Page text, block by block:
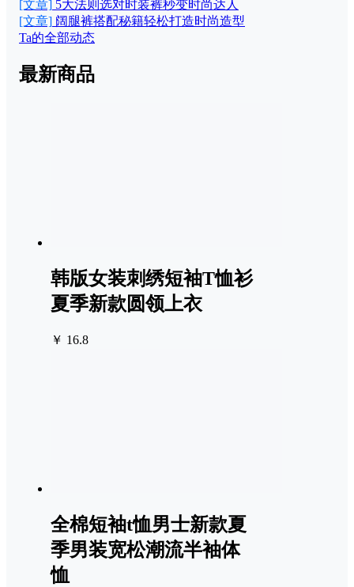
[文章] 5大法则选对时装裤秒变时尚达人
[文章] 阔腿裤搭配秘籍轻松打造时尚造型
Ta的全部动态
最新商品
韩版女装刺绣短袖T恤衫
夏季新款圆领上衣
￥ 16.8
全棉短袖t恤男士新款夏
季男装宽松潮流半袖体
恤